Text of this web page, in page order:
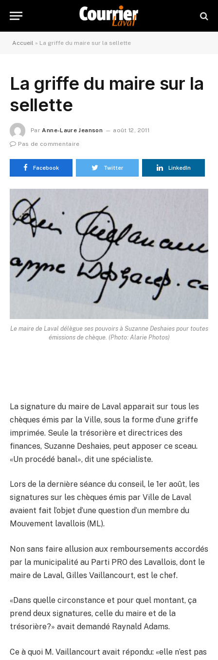
Accueil » La griffe du maire sur la sellette
La griffe du maire sur la
sellette
Par Anne-Laure Jeanson
août 12, 2011
Pas de commentaire
Facebook Twitter LinkedIn
Le maire de Laval délègue ses pouvoirs à Suzanne Deshaies pour toutes
émissions de chèque. (Photo: Alarie Photos)
La signature du maire de Laval apparait sur tous les
chèques émis par la Ville, sous la forme d’une griffe
imprimée. Seule la trésorière et directrices des
finances, Suzanne Deshaies, peut apposer ce sceau.
«Un procédé banal», dit une spécialiste.
Lors de la dernière séance du conseil, le 1er août, les
signatures sur les chèques émis par Ville de Laval
avaient fait l’objet d’une question d’un membre du
Mouvement lavallois (ML).
Non sans faire allusion aux remboursements accordés
par la municipalité au Parti PRO des Lavallois, dont le
maire de Laval, Gilles Vaillancourt, est le chef.
«Dans quelle circonstance et pour quel montant, ça
prend deux signatures, celle du maire et de la
trésorière?» avait demandé Raynald Adams.
Ce à quoi M. Vaillancourt avait répondu: «elle n’est pas